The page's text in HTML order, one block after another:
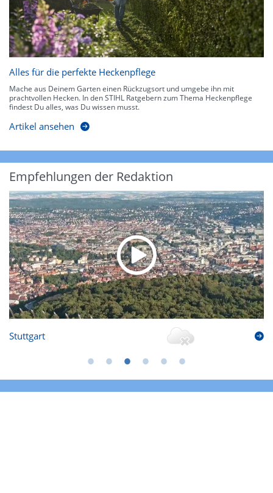
Alles für die perfekte Heckenpflege
Mache aus Deinem Garten einen Rückzugsort und umgebe ihn mit
prachtvollen Hecken. In den STIHL Ratgebern zum Thema Heckenpflege
findest Du alles, was Du wissen musst.
Artikel ansehen
Empfehlungen der Redaktion
Stuttgart